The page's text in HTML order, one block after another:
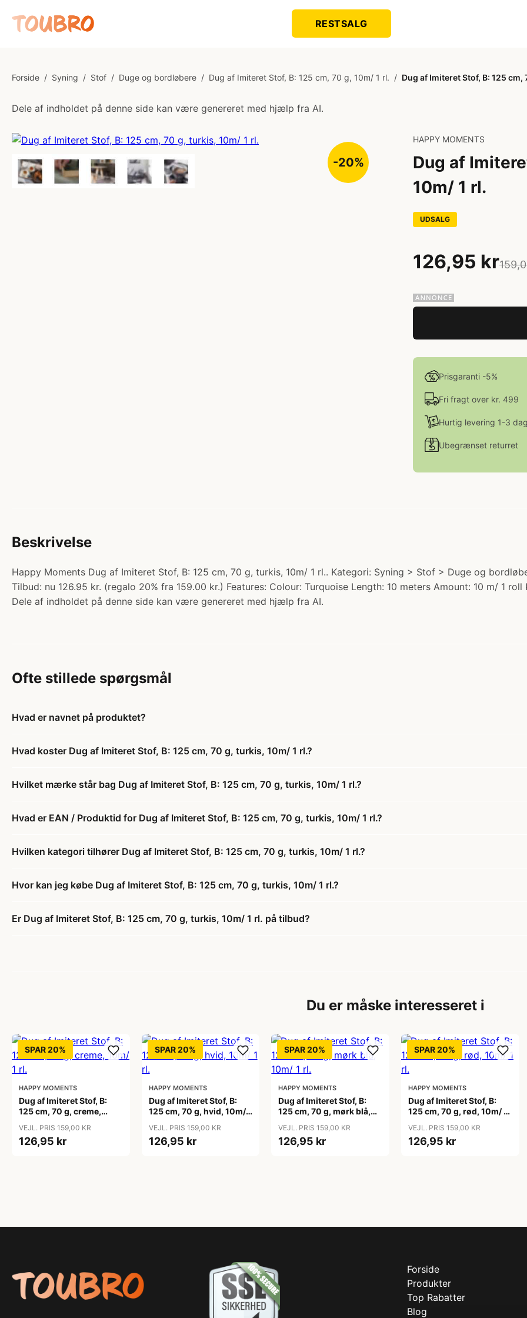
RESTSALG
Forside / Syning / Stof / Duge og bordløbere / Dug af Imiteret Stof, B: 125 cm, 70 g, 10m/ 1 rl. / Dug af Imiteret Stof, B: 125 cm,
Dele af indholdet på denne side kan være genereret med hjælp fra AI.
-20%
HAPPY MOMENTS
Dug af
10m/ 1 rl.
UDSALG
126,95 kr
Prisgaranti -5%
Fri fragt over kr. 499
Hurtig levering 1-3
Ubegrænset returret
Beskrivelse
Happy Moments Dug af Imiteret Stof, B: 125 cm, 70 g, turkis, 10m/ 1 rl.. Kategori: Syning > Stof > Duge og
Tilbud: nu 126.95 kr. (regalo 20% fra 159.00 kr.) Features: Colour: Turquoise Length: 10 meters Amount: 10 m/ 1 roll
Dele af indholdet på denne side kan være genereret med hjælp fra AI.
Ofte stillede spørgsmål
Hvad er navnet på produktet?
Hvad koster Dug af Imiteret Stof, B: 125 cm, 70 g, turkis, 10m/ 1 rl.?
Hvilket mærke står bag Dug af Imiteret Stof, B: 125 cm, 70 g, turkis, 10m/ 1 rl.?
Hvad er EAN / Produktid for Dug af Imiteret Stof, B: 125 cm, 70 g, turkis, 10m/ 1 rl.?
Hvilken kategori tilhører Dug af Imiteret Stof, B: 125 cm, 70 g, turkis, 10m/ 1 rl.?
Hvor kan jeg købe Dug af Imiteret Stof, B: 125 cm, 70 g, turkis, 10m/ 1 rl.?
Er Dug af Imiteret Stof, B: 125 cm, 70 g, turkis, 10m/ 1 rl. på tilbud?
Du er måske interesseret i
SPAR 20%
HAPPY MOMENTS
Dug af Imiteret Stof, B:
125 cm, 70 g, creme,
VEJL. PRIS 159,00 KR
126,95 kr
SPAR 20%
HAPPY MOMENTS
Dug af Imiteret Stof, B:
125 cm, 70 g, hvid, 10m/ 1
VEJL. PRIS 159,00 KR
126,95 kr
SPAR 20%
HAPPY MOMENTS
Dug af Imiteret Stof, B:
125 cm, 70 g, mørk blå,
VEJL. PRIS 159,00 KR
126,95 kr
SPAR 20%
HAPPY MOMENTS
Dug af Imiteret Stof, B:
125 cm, 70 g, rød, 10m/ 1
VEJL. PRIS 159,00 KR
126,95 kr
Forside
Produkter
Top Rabatter
Blog